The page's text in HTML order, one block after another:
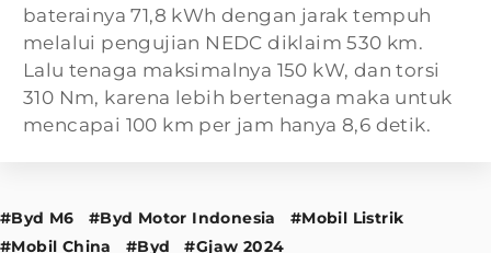
baterainya 71,8 kWh dengan jarak tempuh
melalui pengujian NEDC diklaim 530 km.
Lalu tenaga maksimalnya 150 kW, dan torsi
310 Nm, karena lebih bertenaga maka untuk
mencapai 100 km per jam hanya 8,6 detik.
#Byd M6 #Byd Motor Indonesia
#Mobil Listrik
#Mobil China
#Byd #Gjaw 2024